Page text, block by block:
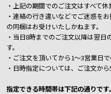
・上記の期間でのご注文はすべて
・連絡の行き違いなどでご迷惑を
の同梱はお受けいたしかねます。
・当日8時までのご注文以降は翌
す。
・ご注文を頂いてから1～3営業日で
・日時指定については、ご注文から
指定できる時間帯は下記の通りです。